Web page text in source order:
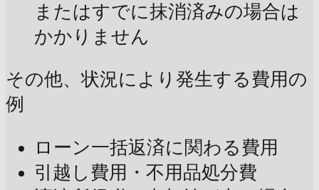
またはすでに抹消済みの場合は
かかりません
その他、状況により発生する費用の
例
ローン一括返済に関わる費用
引越し費用・不用品処分費